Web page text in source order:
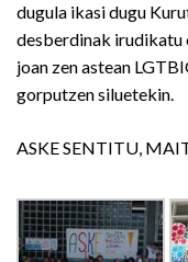
dugula ikasi dugu
desberdinak irudikatu
joan zen astean
gorputzen siluetekin.
ASKE SENTITU,